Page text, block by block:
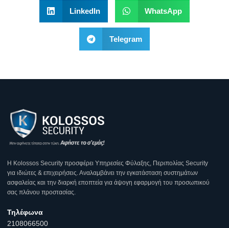
LinkedIn WhatsApp
Telegram
Η Κοlossos Security προσφέρει Υπηρεσίες Φύλαξης, Περιπολίας Security
για ιδιώτες & επιχειρήσεις. Αναλαμβάνει την εγκατάσταση συστημάτων
ασφαλείας και την διαρκή εποπτεία για άψογη εφαρμογή του προσωπικού
σας πλάνου προστασίας.
Τηλέφωνα
2108066500